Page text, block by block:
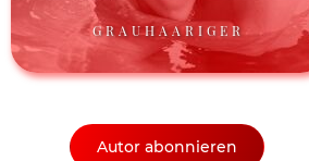
GRAUHAARIGER
Autor abonnieren